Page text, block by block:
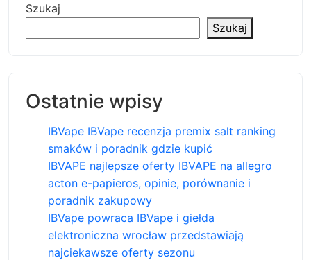
Szukaj
Szukaj
Ostatnie wpisy
IBVape IBVape recenzja premix salt ranking
smaków i poradnik gdzie kupić
IBVAPE najlepsze oferty IBVAPE na allegro
acton e-papieros, opinie, porównanie i
poradnik zakupowy
IBVape powraca IBVape i giełda
elektroniczna wrocław przedstawiają
najciekawsze oferty sezonu